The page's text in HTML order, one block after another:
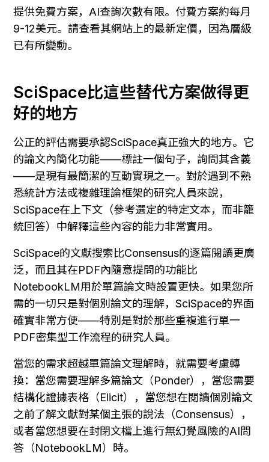
提供免費方案，AI查詢次數有限。付費方案約每月
9-12美元。請查看其網站上的最新定價，因為層級
已有所變動。
SciSpace比這些替代方案做得更
好的地方
公正的評估需要承認SciSpace真正強大的地方。它
的論文內簡化功能——標註一個句子，詢問其含義
——是現有最簡潔的互動實現之一。對於遇到不熟
悉統計方法或複雜理論框架的研究人員來說，
SciSpace在上下文（參考選定的特定文本，而非籠
統回答）中解釋這些內容的能力非常實用。
SciSpace的文獻搜索比Consensus的逐篇閱讀更廣
泛，而且其在PDF內隨意提問的功能比
NotebookLM用於單篇論文時設置更快。如果您所
需的一切只是對個別論文的理解，SciSpace的界面
確實非常方便——特別是對於那些重複進行單一
PDF密集型工作流程的研究人員。
當您的需求超越單篇論文理解時，就需要考慮轉
換：當您需要理解多篇論文（Ponder），當您需要
結構化證據表格（Elicit），當您想在閱讀個別論文
之前了解文獻對某個主張的說法（Consensus），
或者當您想要在封閉文檔上進行無幻覺風險的AI問
答（NotebookLM）時。